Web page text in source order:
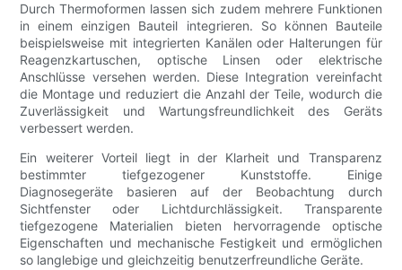
Durch Thermoformen lassen sich zudem mehrere Funktionen
in einem einzigen Bauteil integrieren. So können Bauteile
beispielsweise mit integrierten Kanälen oder Halterungen für
Reagenzkartuschen, optische Linsen oder elektrische
Anschlüsse versehen werden. Diese Integration vereinfacht
die Montage und reduziert die Anzahl der Teile, wodurch die
Zuverlässigkeit und Wartungsfreundlichkeit des Geräts
verbessert werden.
Ein weiterer Vorteil liegt in der Klarheit und Transparenz
bestimmter tiefgezogener Kunststoffe. Einige
Diagnosegeräte basieren auf der Beobachtung durch
Sichtfenster oder Lichtdurchlässigkeit. Transparente
tiefgezogene Materialien bieten hervorragende optische
Eigenschaften und mechanische Festigkeit und ermöglichen
so langlebige und gleichzeitig benutzerfreundliche Geräte.